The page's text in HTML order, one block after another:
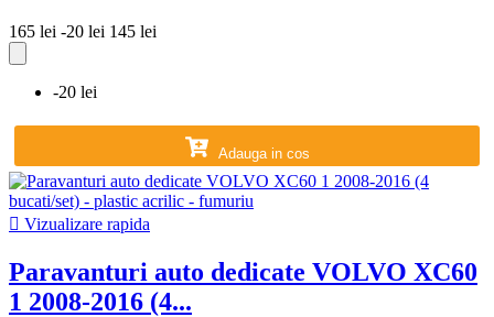
165 lei -20 lei 145 lei
-20 lei
Adauga in cos
 Vizualizare rapida
Paravanturi auto dedicate VOLVO XC60
1 2008-2016 (4...